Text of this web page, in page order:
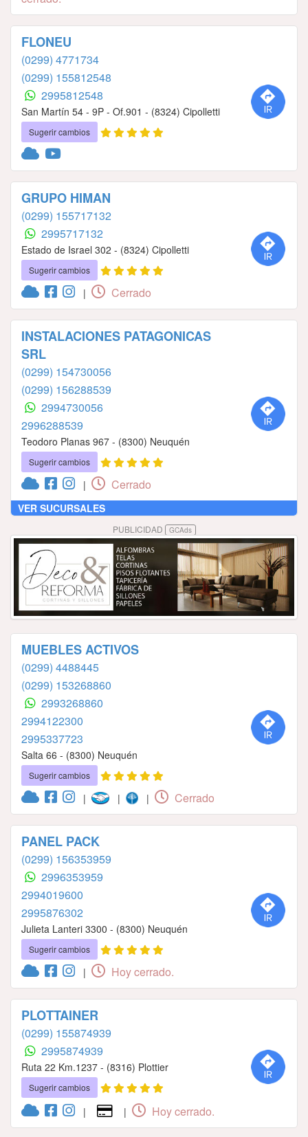
FLONEU
(0299) 4771734
(0299) 155812548
2995812548
San Martín 54 - 9P - Of.901 - (8324) Cipolletti
Sugerir cambios
GRUPO HIMAN
(0299) 155717132
2995717132
Estado de Israel 302 - (8324) Cipolletti
Sugerir cambios
| Cerrado
INSTALACIONES PATAGONICAS
SRL
(0299) 154730056
(0299) 156288539
2994730056
2996288539
Teodoro Planas 967 - (8300) Neuquén
Sugerir cambios
| Cerrado
VER SUCURSALES
PUBLICIDAD GCAds
MUEBLES ACTIVOS
(0299) 4488445
(0299) 153268860
2993268860
2994122300
2995337723
Salta 66 - (8300) Neuquén
Sugerir cambios
| | | Cerrado
PANEL PACK
(0299) 156353959
2996353959
2994019600
2995876302
Julieta Lanteri 3300 - (8300) Neuquén
Sugerir cambios
| Hoy cerrado.
PLOTTAINER
(0299) 155874939
2995874939
Ruta 22 Km.1237 - (8316) Plottier
Sugerir cambios
| | Hoy cerrado.